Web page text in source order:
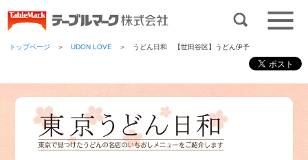
トップページ ＞UDON LOVE ＞ うどん日和 【世田谷区】うどん伊予